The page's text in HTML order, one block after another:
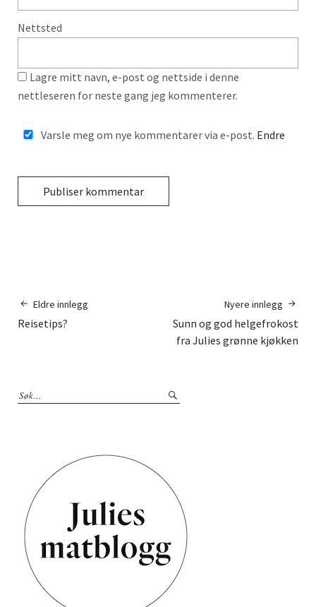
Nettsted
Lagre mitt navn, e-post og nettside i denne
nettleseren for neste gang jeg kommenterer.
Varsle meg om nye kommentarer via e-post. Endre
Eldre innlegg
Reisetips?
Nyere innlegg
Sunn og god helgefrokost
fra Julies grønne kjøkken